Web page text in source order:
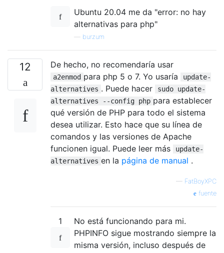
Ubuntu 20.04 me da "error: no hay
alternativas para php"
burzum
12 De hecho, no recomendaría usar
a2enmod para php 5 o 7. Yo usaría
update-
alternatives . Puede hacer
sudo update-
alternatives --config php para establecer
qué versión de PHP para todo el sistema
desea utilizar. Esto hace que su línea de
comandos y las versiones de Apache
funcionen igual. Puede leer más
update-
alternatives en la página de manual .
— FatBoyXPC
fuente
1
No está funcionando para mi.
PHPINFO sigue mostrando siempre la
misma versión, incluso después de